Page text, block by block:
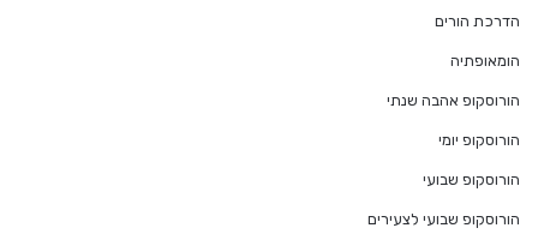
הדרכת הורים
הומאופתיה
הורוסקופ אהבה שנתי
הורוסקופ יומי
הורוסקופ שבועי
הורוסקופ שבועי לצעירים